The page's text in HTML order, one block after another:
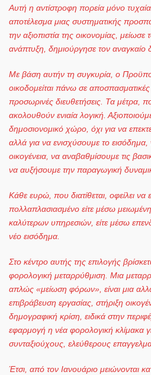
Αυτή η αντίστροφη πορεία μόνο τυχαία
αποτέλεσμα μιας συστηματικής
την αξιοπιστία της οικονομίας,
ανάπτυξη, δημιούργησε τον αναγκαίο
Με βάση αυτήν τη συγκυρία, ο
οικοδομείται πάνω σε
προσωρινές διευθετήσεις. Τα μέτρα,
ακολουθούν ενιαία λογική.
δημοσιονομικό χώρο, όχι για να
αλλά για να ενισχύσουμε το εισόδημα,
οικογένεια, να αναβαθμίσουμε τις
να αυξήσουμε την παραγωγική
Κάθε ευρώ, που διατίθεται, οφείλει να
πολλαπλασιασμένο είτε μέσω
καλύτερων υπηρεσιών, είτε μέσω
νέο εισόδημα.
Στο κέντρο αυτής της επιλογής
φορολογική μεταρρύθμιση. Μια
απλώς «μείωση φόρων», είναι μια
επιβράβευση εργασίας, στήριξη
δημογραφική κρίση, ειδικά στην
εφαρμογή η νέα φορολογική κλίμακα
συνταξιούχους, ελεύθερους
Έτσι, από τον Ιανουάριο μειώνονται